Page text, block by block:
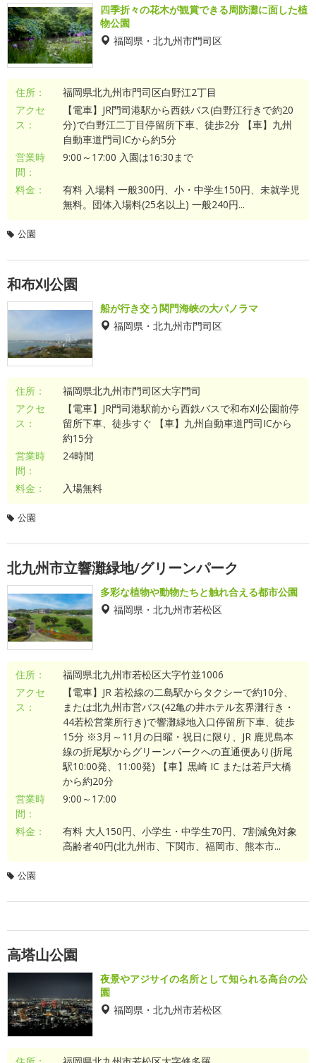
四季折々の花木が観賞できる周防灘に面した植
物公園
福岡県・北九州市門司区
住所：
福岡県北九州市門司区白野江2丁目
アクセ
ス：
【電車】JR門司港駅から西鉄バス(白野江行きで約20
分)で白野江二丁目停留所下車、徒歩2分 【車】九州
自動車道門司ICから約5分
営業時
間：
9:00～17:00 入園は16:30まで
料金：
有料 入場料 一般300円、小・中学生150円、未就学児
無料。団体入場料(25名以上) 一般240円...
公園
和布刈公園
船が行き交う関門海峡の大パノラマ
福岡県・北九州市門司区
住所：
福岡県北九州市門司区大字門司
アクセ
ス：
【電車】JR門司港駅前から西鉄バスで和布刈公園前停
留所下車、徒歩すぐ 【車】九州自動車道門司ICから
約15分
営業時
間：
24時間
料金： 入場無料
公園
北九州市立響灘緑地/グリーンパーク
多彩な植物や動物たちと触れ合える都市公園
福岡県・北九州市若松区
住所：
福岡県北九州市若松区大字竹並1006
アクセ
ス：
【電車】JR 若松線の二島駅からタクシーで約10分、
または北九州市営バス(42亀の井ホテル玄界灘行き・
44若松営業所行き)で響灘緑地入口停留所下車、徒歩
15分 ※3月～11月の日曜・祝日に限り、JR 鹿児島本
線の折尾駅からグリーンパークへの直通便あり(折尾
駅10:00発、11:00発) 【車】黒崎 IC または若戸大橋
から約20分
営業時
間：
9:00～17:00
料金：
有料 大人150円、小学生・中学生70円、7割減免対象
高齢者40円(北九州市、下関市、福岡市、熊本市...
公園
高塔山公園
夜景やアジサイの名所として知られる高台の公
園
福岡県・北九州市若松区